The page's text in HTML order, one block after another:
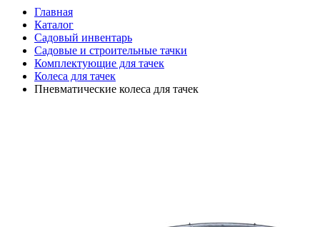
Главная
Каталог
Садовый инвентарь
Садовые и строительные тачки
Комплектующие для тачек
Колеса для тачек
Пневматические колеса для тачек